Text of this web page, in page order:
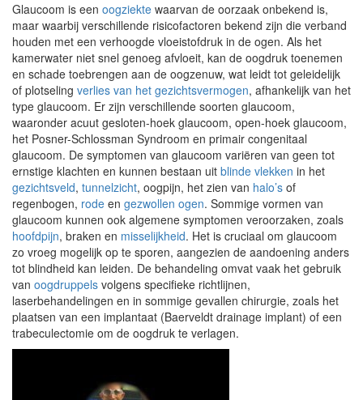
Glaucoom is een oogziekte waarvan de oorzaak onbekend is,
maar waarbij verschillende risicofactoren bekend zijn die verband
houden met een verhoogde vloeistofdruk in de ogen. Als het
kamerwater niet snel genoeg afvloeit, kan de oogdruk toenemen
en schade toebrengen aan de oogzenuw, wat leidt tot geleidelijk
of plotseling verlies van het gezichtsvermogen, afhankelijk van het
type glaucoom. Er zijn verschillende soorten glaucoom,
waaronder acuut gesloten-hoek glaucoom, open-hoek glaucoom,
het Posner-Schlossman Syndroom en primair congenitaal
glaucoom. De symptomen van glaucoom variëren van geen tot
ernstige klachten en kunnen bestaan uit blinde vlekken in het
gezichtsveld, tunnelzicht, oogpijn, het zien van halo’s of
regenbogen, rode en gezwollen ogen. Sommige vormen van
glaucoom kunnen ook algemene symptomen veroorzaken, zoals
hoofdpijn, braken en misselijkheid. Het is cruciaal om glaucoom
zo vroeg mogelijk op te sporen, aangezien de aandoening anders
tot blindheid kan leiden. De behandeling omvat vaak het gebruik
van oogdruppels volgens specifieke richtlijnen,
laserbehandelingen en in sommige gevallen chirurgie, zoals het
plaatsen van een implantaat (Baerveldt drainage implant) of een
trabeculectomie om de oogdruk te verlagen.